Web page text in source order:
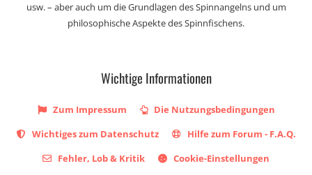
usw. – aber auch um die Grundlagen des Spinnangelns und um
philosophische Aspekte des Spinnfischens.
Wichtige Informationen
Zum Impressum
Die Nutzungsbedingungen
Wichtiges zum Datenschutz
Hilfe zum Forum - F.A.Q.
Fehler, Lob & Kritik
Cookie-Einstellungen